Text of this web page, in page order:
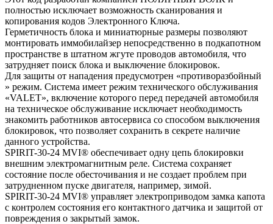
полностью исключает возможность сканирования и
копирования кодов Электронного Ключа.
Герметичность блока и миниатюрные размеры позволяют
монтировать иммобилайзер непосредственно в подкапотном
пространстве в штатном жгуте проводов автомобиля, что
затрудняет поиск блока и выключение блокировок.
Для защиты от нападения предусмотрен «противоразбойный
» режим. Система имеет режим технического обслуживания
«VALET», включение которого перед передачей автомобиля
на техническое обслуживание исключает необходимость
знакомить работников автосервиса со способом выключения
блокировок, что позволяет сохранить в секрете наличие
данного устройства.
SPIRIT-30-24 MVI® обеспечивает одну цепь блокировки
внешним электромагнитным реле. Система сохраняет
состояние после обесточивания и не создает проблем при
затрудненном пуске двигателя, например, зимой.
SPIRIT-30-24 MVI® управляет электроприводом замка капота
с контролем состояния его контактного датчика и защитой от
повреждения о закрытый замок.